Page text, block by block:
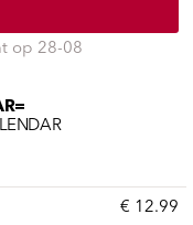
op 28-08
€ 12.99